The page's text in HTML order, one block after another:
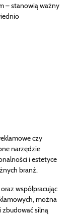
– stanowią ważny
czy
narzędzie
i estetyce
branż.
współpracując
można
zbudować silną